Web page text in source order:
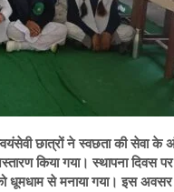
छात्रों ने स्वछता की सेवा के
किया गया। स्थापना दिवस पर
धूमधाम से मनाया गया।इस अवसर